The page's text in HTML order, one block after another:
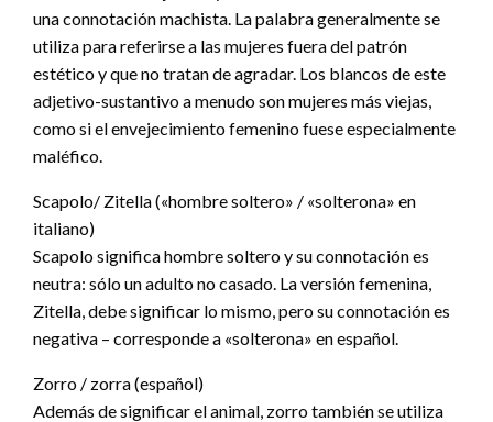
una connotación machista. La palabra generalmente se
utiliza para referirse a las mujeres fuera del patrón
estético y que no tratan de agradar. Los blancos de este
adjetivo-sustantivo a menudo son mujeres más viejas,
como si el envejecimiento femenino fuese especialmente
maléfico.
Scapolo/ Zitella («hombre soltero» / «solterona» en
italiano)
Scapolo significa hombre soltero y su connotación es
neutra: sólo un adulto no casado. La versión femenina,
Zitella, debe significar lo mismo, pero su connotación es
negativa – corresponde a «solterona» en español.
Zorro / zorra (español)
Además de significar el animal, zorro también se utiliza